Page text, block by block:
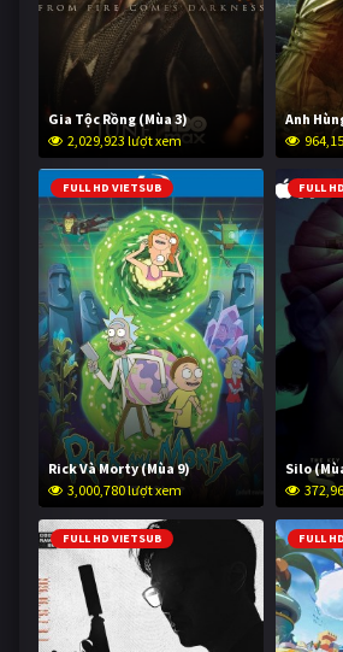
Gia Tộc Rồng (Mùa 3)
2,029,923 lượt xem
Anh
FULL HD VIETSUB
Rick Và Morty (Mùa 9)
3,000,780 lượt xem
FULL
Silo
FULL HD VIETSUB FULL